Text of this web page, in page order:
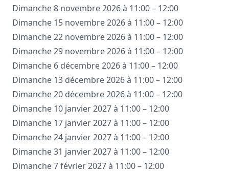
Dimanche 8 novembre 2026 à 11:00 – 12:00
Dimanche 15 novembre 2026 à 11:00 – 12:00
Dimanche 22 novembre 2026 à 11:00 – 12:00
Dimanche 29 novembre 2026 à 11:00 – 12:00
Dimanche 6 décembre 2026 à 11:00 – 12:00
Dimanche 13 décembre 2026 à 11:00 – 12:00
Dimanche 20 décembre 2026 à 11:00 – 12:00
Dimanche 10 janvier 2027 à 11:00 – 12:00
Dimanche 17 janvier 2027 à 11:00 – 12:00
Dimanche 24 janvier 2027 à 11:00 – 12:00
Dimanche 31 janvier 2027 à 11:00 – 12:00
Dimanche 7 février 2027 à 11:00 – 12:00